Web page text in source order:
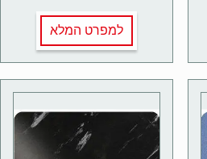
למפרט המלא